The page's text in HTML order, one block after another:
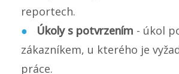
reportech.
Úkoly s potvrzením - úkol
zákazníkem, u kterého je
práce.